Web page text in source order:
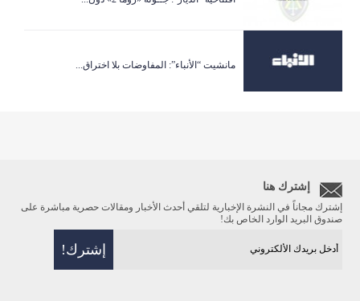
مانشيت “الأنباء”: المفاوضات بلا اختراق...
إشترك هنا
إشترك مجاناً في النشرة الإخبارية لتلقي أحدث الأخبار ومقالات حصرية مباشرة على
صندوق البريد الوارد الخاص بك!